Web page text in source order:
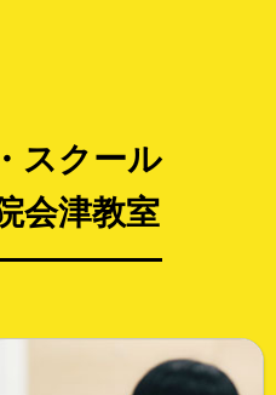
スクール
会津教室